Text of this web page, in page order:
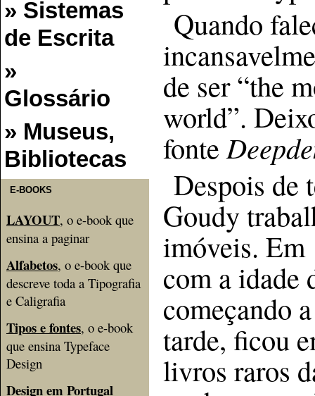
» Sistemas
de Escrita
»
Glossário
» Museus,
Bibliotecas
E-BOOKS
LAYOUT, o e-book que
ensina a paginar
Alfabetos, o e-book que
descreve toda a Tipografia
e Caligrafia
Tipos e fontes, o e-book
que ensina Typeface
Design
Design em Portugal
Quando
de ser “the
world”.
fonte
Despois de
Goudy
imóveis. Em
com a idade
começando
tarde, ficou
livros raros